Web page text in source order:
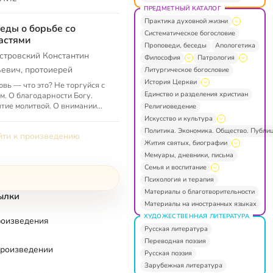
о борьбе со
Константин
протоиерей
— что это? Не торгуйся с
О благодарности Богу.
молитвой. О внимании
О н...
к произведению
ПРЕДМЕТНЫЙ КАТАЛОГ
Практика духовной жизни
Систематическое богословие
Проповеди, беседы
Апологетика
Философия
Патрология
Литургическое богословие
История Церкви
Единство и разделения христиан
Религиоведение
Искусство и культура
Политика. Экономика. Общество.
Жития святых, биографии
Мемуары, дневники, письма
Семья и воспитание
Психология и терапия
Материалы о благотворительности
Материалы на иностранных языках
ХУДОЖЕСТВЕННАЯ ЛИТЕРАТУРА
Русская литература
Переводная поэзия
Русская поэзия
Зарубежная литература